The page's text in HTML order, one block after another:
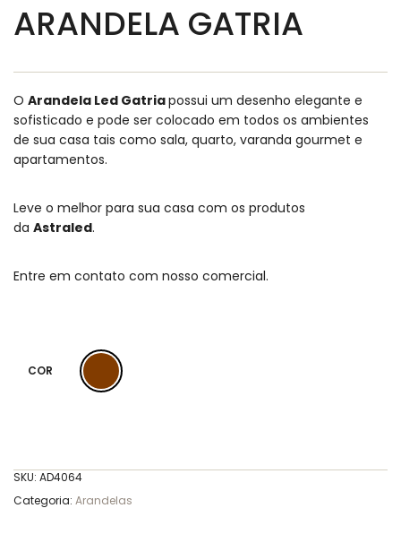
ARANDELA GATRIA
O Arandela Led Gatriapossui um desenho elegante e
sofisticado e pode ser colocado em todos os ambientes
de sua casa tais como sala, quarto, varanda gourmet e
apartamentos.
Leve o melhor para sua casa com os produtos
da Astraled.
Entre em contato com nosso comercial.
COR
SKU: AD4064
Categoria: Arandelas